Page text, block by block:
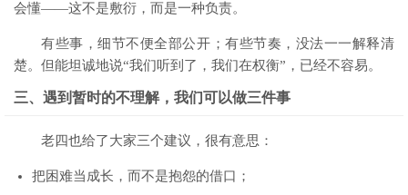
会懂——这不是敷衍，而是一种负责。
有些事，细节不便全部公开；有些节奏，没法一一解释清
楚。但能坦诚地说“我们听到了，我们在权衡”，已经不容易。
三、遇到暂时的不理解，我们可以做三件事
老四也给了大家三个建议，很有意思：
把困难当成长，而不是抱怨的借口；